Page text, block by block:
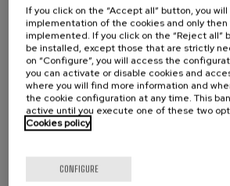
internacional.
Con un formato presencial de un día y una
basada en ponencias breves y espacios de
público, el curso se dirige a estudiantes
investigador, profesionales del patrimonio y
actividad se articula en sesiones temáticas y
concebidas como espacios de intercambio y
promover una reflexión crítica sobre el papel
académicas de cooperación internacional.
Euskampus
LTC
Grupo de
investigación
en Patrimonio
y Paisajes
Culturales
GPAC
If you click on the “Accept all” button, you
implementation of the cookies and only then
implemented. If you click on the “Reject all”
be installed, except those that are strictly
on “Configure”, you will access the
you can activate or disable cookies and
where you will find more information and
the cookie configuration at any time. This
active until you execute one of these two
Cookies policy
CONFIGURE